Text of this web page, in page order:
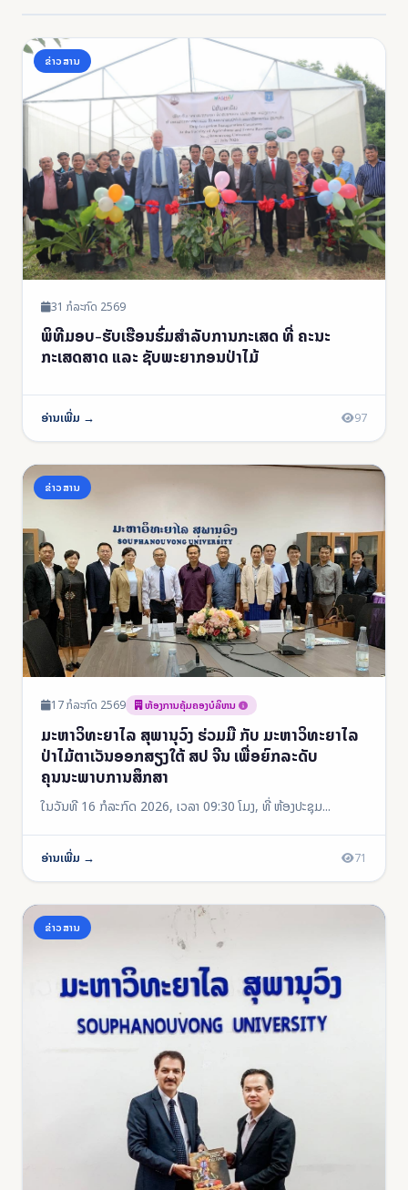
ຂ່າວສານ
31 ກໍລະກົດ 2569
ພິທີມອບ-ຮັບເຮືອນຮົ່ມສໍາລັບການກະເສດ ທີ່ ຄະນະ
ກະເສດສາດ ແລະ ຊັບພະຍາກອນປ່າໄມ້
ອ່ານເພີ່ມ → 97
ຂ່າວສານ
17 ກໍລະກົດ 2569 ຫ້ອງການຄຸ້ມຄອງບໍລິຫນ
ມະຫາວິທະຍາໄລ ສຸພານຸວົງ ຮ່ວມມື ກັບ ມະຫາວິທະຍາໄລ
ປ່າໄມ້ຕາເວັນອອກສຽງໃຕ້ ສປ ຈີນ ເພື່ອຍົກລະດັບ
ຄຸນນະພາບການສຶກສາ
ໃນວັນທີ 16 ກໍລະກົດ 2026, ເວລາ 09:30 ໂມງ, ທີ່ ຫ້ອງປະຊຸມ...
ອ່ານເພີ່ມ → 71
ຂ່າວສານ